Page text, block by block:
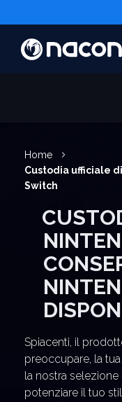
Home
Custodia ufficiale
Switch
CUSTODIA UFFICIALE DI
Spiacenti, il
preoccupare, la
la nostra
potenziare il tuo